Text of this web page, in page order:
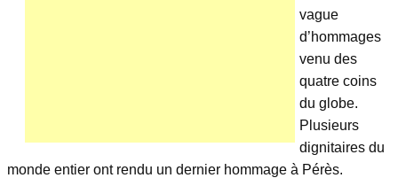
vague
d’hommages
venu des
quatre coins
du globe.
Plusieurs
dignitaires du
monde entier ont rendu un dernier hommage à Pérès.